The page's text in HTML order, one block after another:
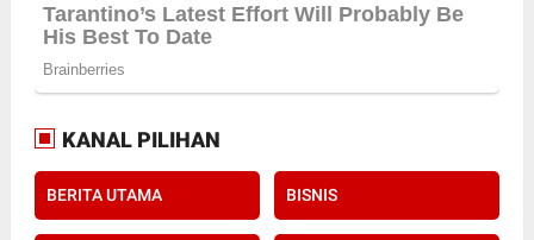
KANAL PILIHAN
BERITA UTAMA BISNIS